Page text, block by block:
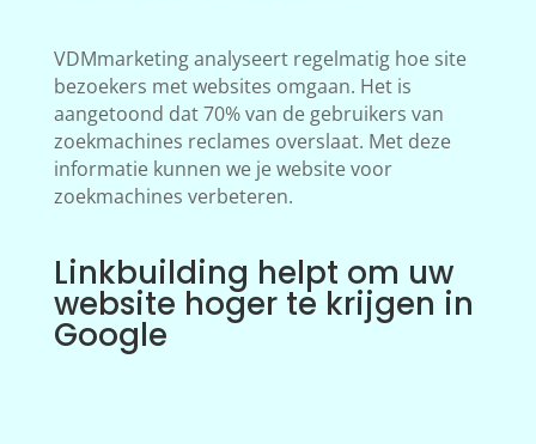
VDMmarketing analyseert regelmatig hoe site
bezoekers met websites omgaan. Het is
aangetoond dat 70% van de gebruikers van
zoekmachines reclames overslaat. Met deze
informatie kunnen we je website voor
zoekmachines verbeteren.
Linkbuilding helpt om uw
website hoger te krijgen in
Google